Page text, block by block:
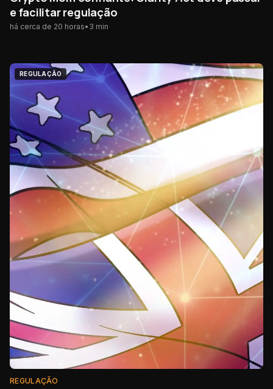
e facilitar regulação
há cerca de 20 horas• 3 min
REGULAÇÃO
REGULAÇÃO